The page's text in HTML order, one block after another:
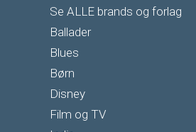
Se ALLE brands og forlag
Ballader
Blues
Børn
Disney
Film og TV